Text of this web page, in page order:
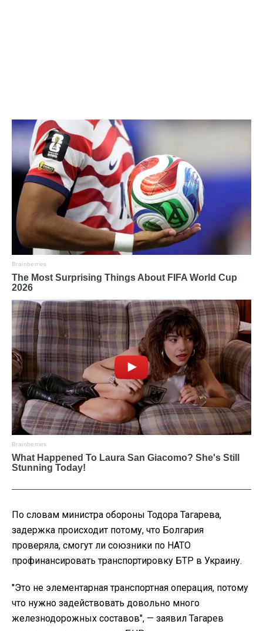
По словам министра обороны Тодора Тагарева,
задержка происходит потому, что Болгария
проверяла, смогут ли союзники по НАТО
профинансировать транспортировку БТР в Украину.
"Это не элементарная транспортная операция, потому
что нужно задействовать довольно много
железнодорожных составов", — заявил Тагарев